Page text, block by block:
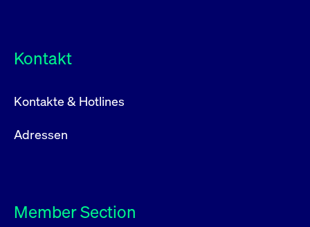
Kontakt
Kontakte & Hotlines
Adressen
Member Section